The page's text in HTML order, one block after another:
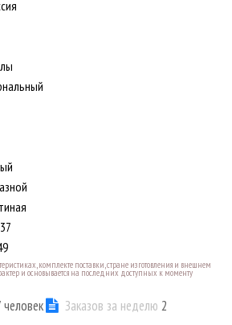
комплекте поставки, стране изготовления и внешнем
и основывается на последних доступных к моменту
человек Заказов за неделю 2